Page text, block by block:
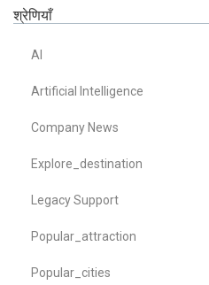
श्रेणियाँ
AI
Artificial Intelligence
Company News
Explore_destination
Legacy Support
Popular_attraction
Popular_cities